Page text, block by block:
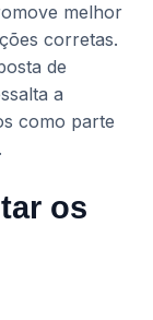
melhor
corretas.
de
a
como parte
os